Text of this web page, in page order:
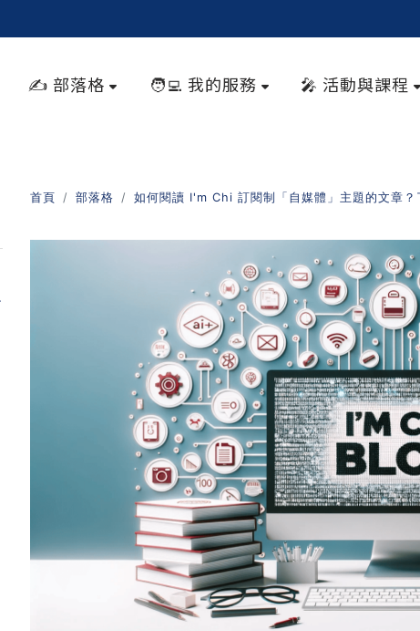
✍️ 部落格 🧑‍💻 我的服務 🎤 活動與課程
首頁 部落格 如何閱讀 I'm Chi 訂閱制「自媒體」主題的文章